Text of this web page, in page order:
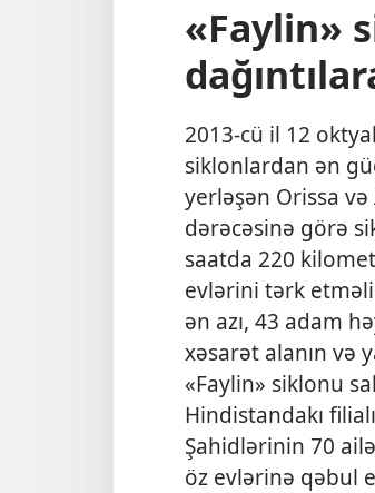
«Faylin»
2013-cü il 12
siklonlardan ən
yerləşən Orissa və
dərəcəsinə görə
saatda 220
evlərini tərk
ən azı, 43 adam
xəsarət alanın və
«Faylin» siklonu
Hindistandakı
Şahidlərinin 70
öz evlərinə qəbul